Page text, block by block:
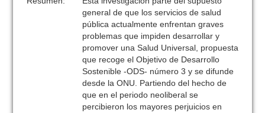
general de que los servicios de salud
pública actualmente enfrentan graves
problemas que impiden desarrollar y
promover una Salud Universal, propuesta
que recoge el Objetivo de Desarrollo
Sostenible -ODS- número 3 y se difunde
desde la ONU. Partiendo del hecho de
que en el periodo neoliberal se
percibieron los mayores perjuicios en